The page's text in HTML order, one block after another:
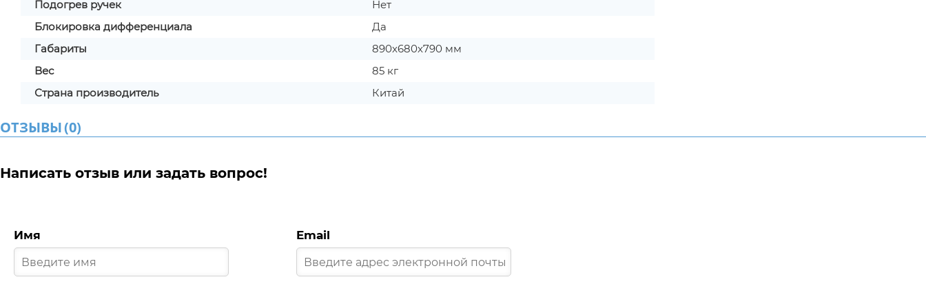
Подогрев ручек
Нет
Блокировка дифференциала
Да
Габариты
890x680x790 мм
Вес
85 кг
Страна производитель
Китай
ОТЗЫВЫ(0)
Написать отзыв или задать вопрос!
Имя Email